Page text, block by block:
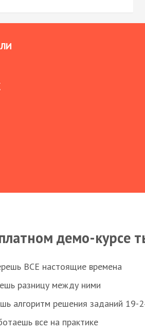
демо-курсе
ВСЕ настоящие времена
разницу между ними
алгоритм решения заданий 19-
все на практике